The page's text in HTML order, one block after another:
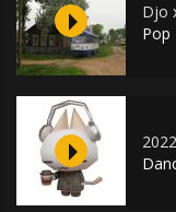
Djo
Pop